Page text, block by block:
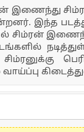
இணைந்து
இந்த
சிம்ரன்